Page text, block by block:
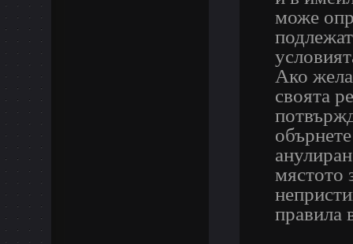
може
Ако
своята
мястото
правила